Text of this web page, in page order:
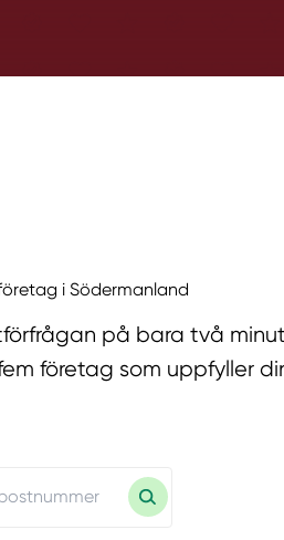
i Södermanland
på bara två
företag som uppfyller